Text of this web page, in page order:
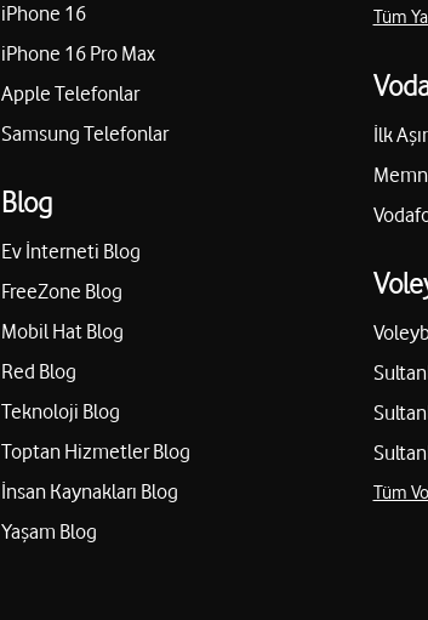
iPhone 16
iPhone 16 Pro Max
Apple Telefonlar
Samsung Telefonlar
Blog
Ev İnterneti Blog
FreeZone Blog
Mobil Hat Blog
Red Blog
Teknoloji Blog
Toptan Hizmetler Blog
İnsan Kaynakları Blog
Yaşam Blog
Tüm
İlk
Tüm